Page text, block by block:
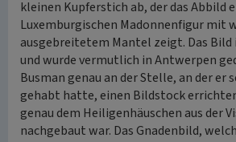
kleinen Kupferstich ab, der das Abbild
Luxemburgischen Madonnenfigur mit
ausgebreitetem Mantel zeigt. Das
und wurde vermutlich in Antwerpen
Busman genau an der Stelle, an der er
gehabt hatte, einen Bildstock
genau dem Heiligenhäuschen aus der
nachgebaut war. Das Gnadenbild,